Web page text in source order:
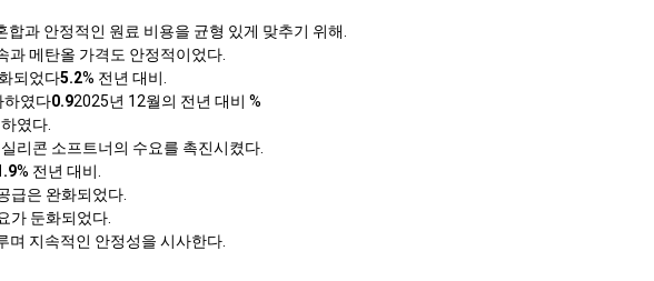
합과 안정적인 원료 비용을 균형 있게 맞추기 위해.
메탄올 가격도 안정적이었다.
되었다5.2% 전년 대비.
하였다0.92025년 12월의 전년 대비 %
였다.
리콘 소프트너의 수요를 촉진시켰다.
% 전년 대비.
급은 완화되었다.
가 둔화되었다.
며 지속적인 안정성을 시사한다.